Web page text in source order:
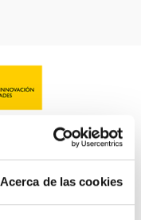
Acerca de las cookies